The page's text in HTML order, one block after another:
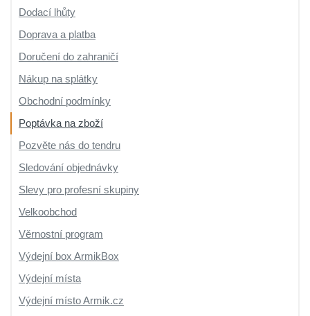
Dodací lhůty
Doprava a platba
Doručení do zahraničí
Nákup na splátky
Obchodní podmínky
Poptávka na zboží
Pozvěte nás do tendru
Sledování objednávky
Slevy pro profesní skupiny
Velkoobchod
Věrnostní program
Výdejní box ArmikBox
Výdejní místa
Výdejní místo Armik.cz